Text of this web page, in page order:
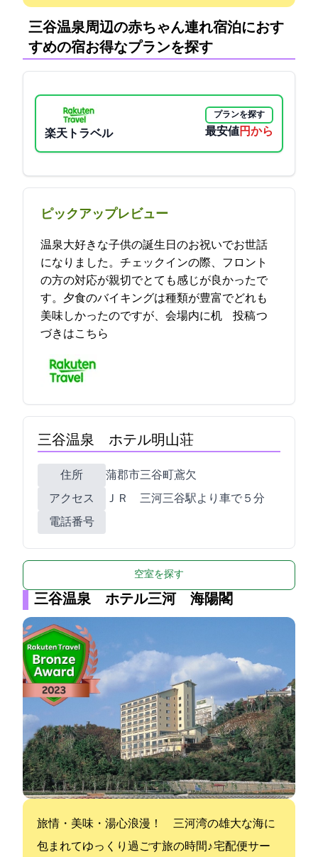
三谷温泉周辺の赤ちゃん連れ宿泊におす
すめの宿:お得なプランを探す
楽天トラベル
プランを探す
最安値6300円から
ピックアップレビュー
温泉大好きな子供の誕生日のお祝いでお世話
になりました。チェックインの際、フロント
の方の対応が親切でとても感じが良かったで
す。夕食のバイキングは種類が豊富でどれも
美味しかったのですが、会場内に机… 2021-12-13 21:25:56投稿つ
づきはこちら
三谷温泉 ホテル明山荘
住所
蒲郡市三谷町鳶欠14-1
アクセス
ＪＲ 三河三谷駅より車で５分
電話番号
空室を探す
三谷温泉 ホテル三河 海陽閣
旅情・美味・湯心浪漫！ 三河湾の雄大な海に
包まれてゆっくり過ごす旅の時間♪ 宅配便サー